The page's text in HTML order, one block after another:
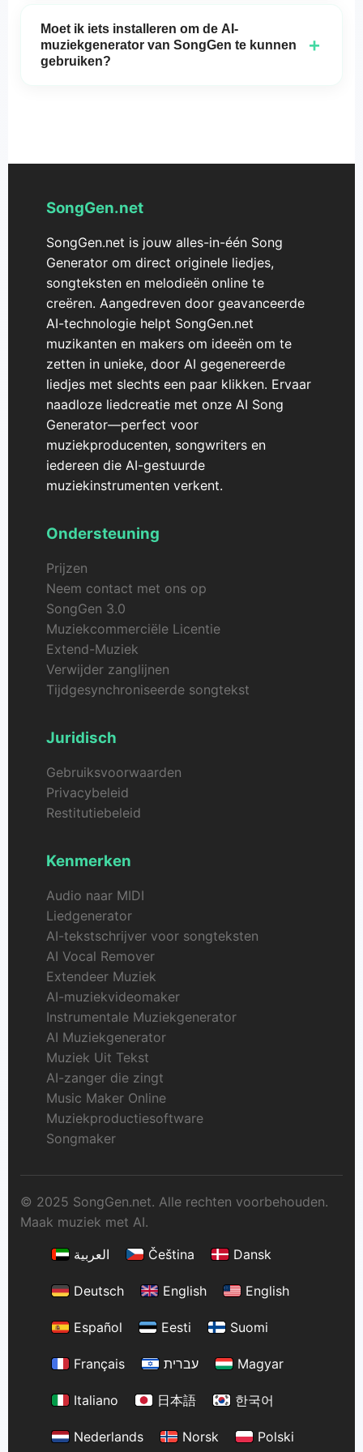
gegenereerd, is vrij te gebruiken voor zowel
persoonlijke als commerciële doeleinden, zonder
licentiekosten.
Moet ik iets installeren om de AI-
muziekgenerator van SongGen te kunnen
gebruiken?
+
SongGen.net
SongGen.net is jouw alles-in-één Song
Generator om direct originele liedjes,
songteksten en melodieën online te
creëren. Aangedreven door geavanceerde
AI-technologie helpt SongGen.net
muzikanten en makers om ideeën om te
zetten in unieke, door AI gegenereerde
liedjes met slechts een paar klikken. Ervaar
naadloze liedcreatie met onze AI Song
Generator—perfect voor
muziekproducenten, songwriters en
iedereen die AI-gestuurde
muziekinstrumenten verkent.
Ondersteuning
Prijzen
Neem contact met ons op
SongGen 3.0
Muziekcommerciële Licentie
Extend-Muziek
Verwijder zanglijnen
Tijdgesynchroniseerde songtekst
Juridisch
Gebruiksvoorwaarden
Privacybeleid
Restitutiebeleid
Kenmerken
Audio naar MIDI
Liedgenerator
AI-tekstschrijver voor songteksten
AI Vocal Remover
Extendeer Muziek
AI-muziekvideomaker
Instrumentale Muziekgenerator
AI Muziekgenerator
Muziek Uit Tekst
AI-zanger die zingt
Music Maker Online
Muziekproductiesoftware
Songmaker
© 2025 SongGen.net. Alle rechten voorbehouden.
Maak muziek met AI.
العربية
Čeština Dansk
Deutsch English English
Español Eesti Suomi
Français עברית Magyar
Italiano 日本語 한국어
Nederlands Norsk Polski